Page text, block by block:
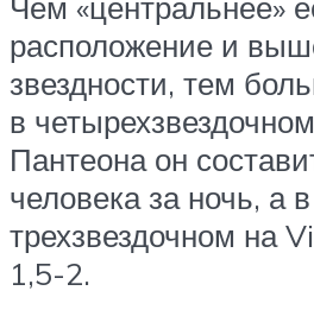
расположение и
звездности, тем
в
Пантеона он
человека за ночь, а в
трехзвездочном на
1,5-2.